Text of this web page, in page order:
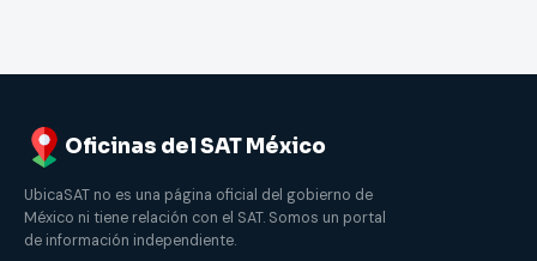
Oficinas del SAT México
UbicaSAT no es una página oficial del gobierno de
México ni tiene relación con el SAT. Somos un portal
de información independiente.